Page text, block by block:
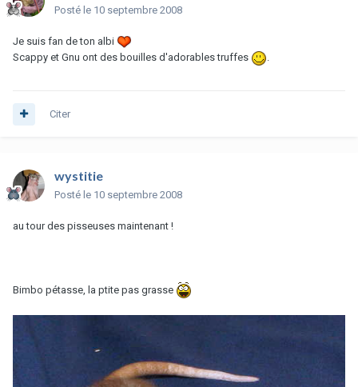
Posté le 10 septembre 2008
Je suis fan de ton albi
Scappy et Gnu ont des bouilles d'adorables truffes
.
Citer
wystitie
Posté le 10 septembre 2008
au tour des pisseuses maintenant !
Bimbo pétasse, la ptite pas grasse